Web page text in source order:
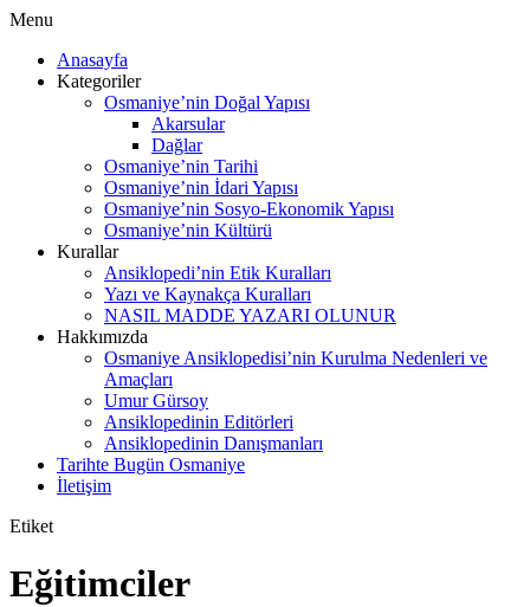
Menu
Anasayfa
Kategoriler
Osmaniye’nin Doğal Yapısı
Akarsular
Dağlar
Osmaniye’nin Tarihi
Osmaniye’nin İdari Yapısı
Osmaniye’nin Sosyo-Ekonomik Yapısı
Osmaniye’nin Kültürü
Kurallar
Ansiklopedi’nin Etik Kuralları
Yazı ve Kaynakça Kuralları
NASIL MADDE YAZARI OLUNUR
Hakkımızda
Osmaniye Ansiklopedisi’nin Kurulma Nedenleri ve
Amaçları
Umur Gürsoy
Ansiklopedinin Editörleri
Ansiklopedinin Danışmanları
Tarihte Bugün Osmaniye
İletişim
Etiket
Eğitimciler